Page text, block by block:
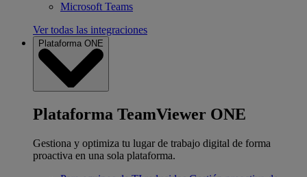
Microsoft Teams
Ver todas las integraciones
Plataforma ONE
Plataforma TeamViewer ONE
Gestiona y optimiza tu lugar de trabajo digital de forma
proactiva en una sola plataforma.